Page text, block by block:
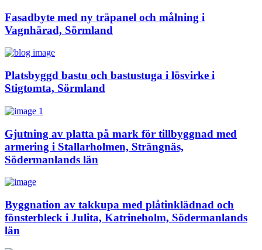
Fasadbyte med ny träpanel och målning i
Vagnhärad, Sörmland
Platsbyggd bastu och bastustuga i lösvirke i
Stigtomta, Sörmland
Gjutning av platta på mark för tillbyggnad med
armering i Stallarholmen, Strängnäs,
Södermanlands län
Byggnation av takkupa med plåtinklädnad och
fönsterbleck i Julita, Katrineholm, Södermanlands
län